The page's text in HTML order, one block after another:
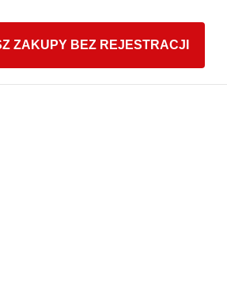
ZAKUPY BEZ REJESTRACJI